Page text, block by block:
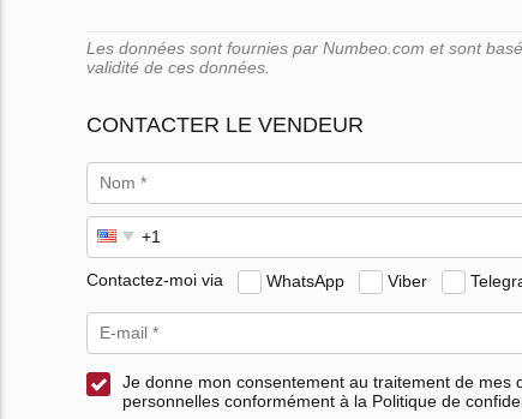
Les données sont fournies par Numbeo.com et sont
validité de ces données.
CONTACTER LE VENDEUR
Contactez-moi via WhatsApp Viber
Je donne mon consentement au traitement de mes
personnelles conformément à la Politique de